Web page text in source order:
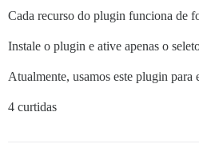
Cada recurso do plugin funciona de
Instale o plugin e ative apenas o
Atualmente, usamos este plugin para
4 curtidas